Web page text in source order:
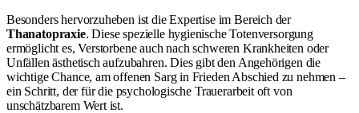
Besonders hervorzuheben ist die Expertise im Bereich der
Thanatopraxie. Diese spezielle hygienische Totenversorgung
ermöglicht es, Verstorbene auch nach schweren Krankheiten oder
Unfällen ästhetisch aufzubahren. Dies gibt den Angehörigen die
wichtige Chance, am offenen Sarg in Frieden Abschied zu nehmen –
ein Schritt, der für die psychologische Trauerarbeit oft von
unschätzbarem Wert ist.